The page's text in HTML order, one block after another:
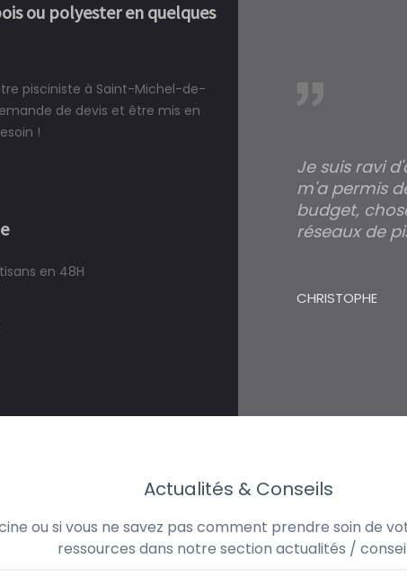
ou polyester en quelques
pisciniste à Saint-Michel-de-
de devis et être mis en
!
devis travaux piscine hors sol, bois
réalité, une piscine est bien
Je suis ravi
m'a permis
budget,
réseaux de
CHRISTOPHE
Actualités & Conseils
ou si vous ne savez pas comment prendre soin de
ressources dans notre section actualités /